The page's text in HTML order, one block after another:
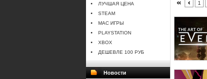
ЛУЧШАЯ ЦЕНА
STEAM
MAC ИГРЫ
PLAYSTATION
XBOX
ДЕШЕВЛЕ 100 РУБ
Новости
1